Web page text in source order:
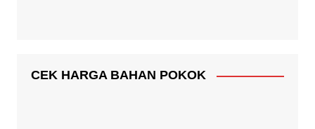
CEK HARGA BAHAN POKOK